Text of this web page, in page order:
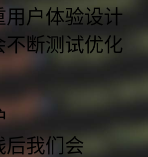
用户体验设计
不断测试优化
后我们会